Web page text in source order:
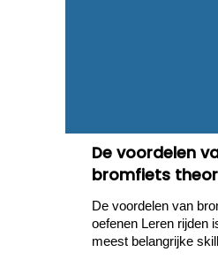
De voordelen
bromfiets
De voordelen van
oefenen Leren rijden
meest belangrijke